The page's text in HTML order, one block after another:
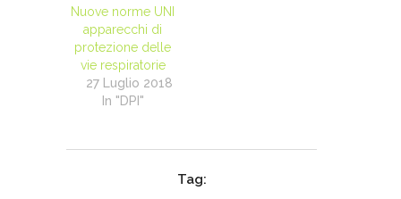
Nuove norme UNI
apparecchi di
protezione delle
vie respiratorie
27 Luglio 2018
In "DPI"
Tag: